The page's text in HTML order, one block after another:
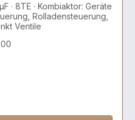
· 8TE · Kombiaktor: Geräte
Rolladensteuerung,
Ventile